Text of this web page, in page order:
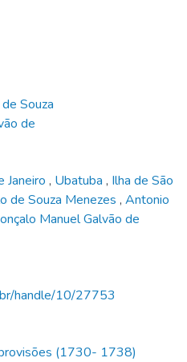
Souza
de
Janeiro , Ubatuba , Ilha de São
de Souza Menezes , Antonio
Manuel Galvão de
handle/10/27753
(1730- 1738)